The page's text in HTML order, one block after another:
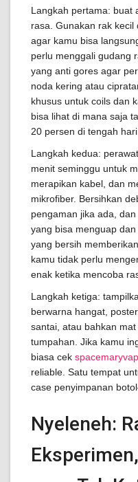
Langkah pertama: buat
rasa. Gunakan rak
agar kamu bisa
perlu menggali gudang
yang anti gores agar
noda kering atau
khusus untuk coils dan
bisa lihat di mana saja
20 persen di tengah hari
Langkah kedua:
menit seminggu untuk
merapikan kabel, dan
mikrofiber. Bersihkan
pengaman jika ada,
yang bisa menguap
yang bersih
kamu tidak perlu
enak ketika mencoba
Langkah ketiga:
berwarna hangat,
santai, atau bahkan
tumpahan. Jika kamu
biasa cek
reliable. Satu tempat
case penyimpanan
Nyeleneh: